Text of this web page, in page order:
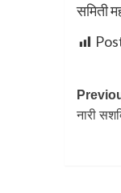
समिती
नारी